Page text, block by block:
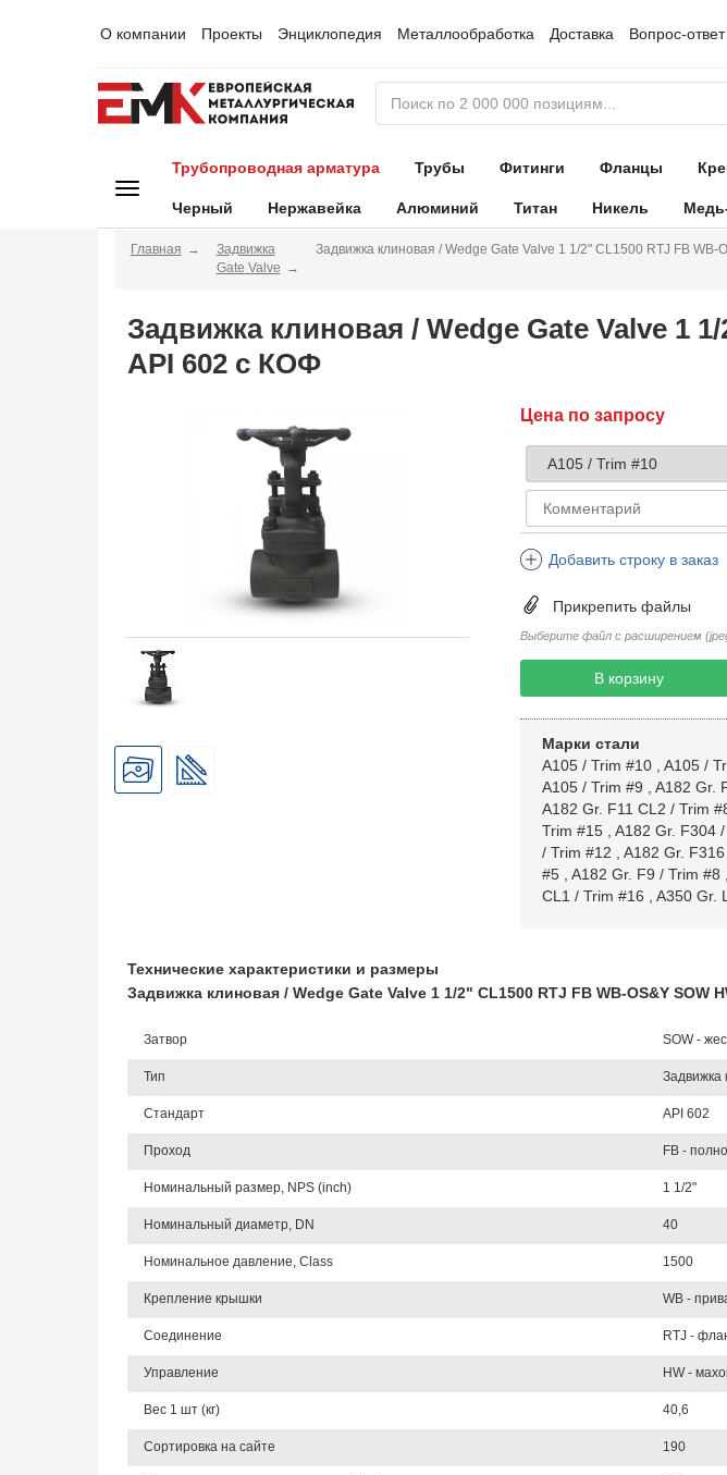
О компании Проекты Энциклопедия Металлообработка Доставка Вопрос-ответ
Трубопроводная арматура Трубы Фитинги Фланцы
Черный Нержавейка Алюминий Титан Никель
Главная
Задвижка
Gate Valve
Задвижка клиновая / Wedge Gate Valve 1 1/2" CL1500 RTJ FB WB-
Задвижка клиновая / Wedge Gate Valve 1
API 602 с КОФ
Цена по запросу
Добавить строку в заказ
Прикрепить файлы
Выберите файл с расширением
В корзину
Марки стали
A105 / Trim #10, A105 /
A105 / Trim #9
A182 Gr.
A182 Gr. F11 CL2 / Trim
Trim #15, A182 Gr. F304
/ Trim #12
A182 Gr.
#5, A182 Gr. F9 / Trim #8
CL1 / Trim #16
A350 Gr.
Технические характеристики и размеры
Задвижка клиновая / Wedge Gate Valve 1 1/2" CL1500 RTJ FB WB-OS&Y SOW
Затвор SOW -
Тип Задвижка
Стандарт API 602
Проход FB -
Номинальный размер, NPS (inch) 1 1/2"
Номинальный диаметр, DN 40
Номинальное давление, Class 1500
Крепление крышки WB -
Соединение RTJ -
Управление HW -
Вес 1 шт (кг) 40,6
Сортировка на сайте 190